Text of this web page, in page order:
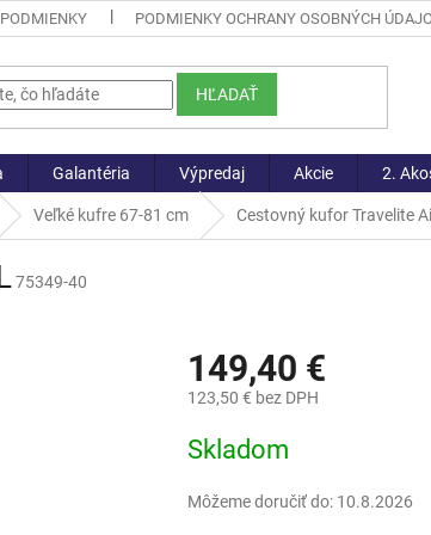
PODMIENKY OCHRANY OSOBNÝCH
HĽADAŤ
Galantéria Výpredaj Akcie 2.
Veľké kufre 67-81 cm Cestovný kufor Travelite
75349-40
149,40 €
123,50 € bez DPH
cena:
Skladom
Môžeme doručiť do: 10.8.2026